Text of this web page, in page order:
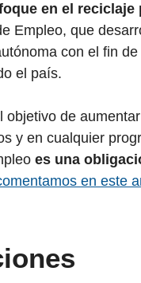
en el reciclaje
Empleo, que
con el fin de
el país.
objetivo de
y en cualquier
es una
en este